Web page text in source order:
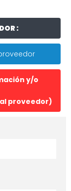
:
y/o
proveedor)